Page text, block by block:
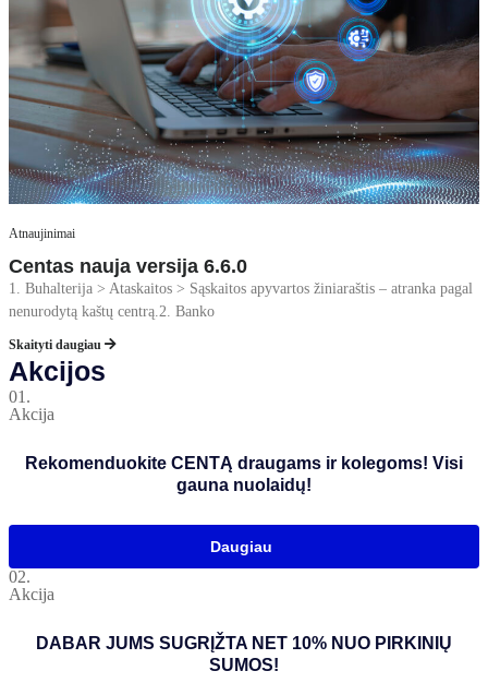
Atnaujinimai
Centas nauja versija 6.6.0
1. Buhalterija > Ataskaitos > Sąskaitos apyvartos žiniaraštis – atranka pagal
nenurodytą kaštų centrą.2. Banko
Skaityti daugiau
Akcijos
01.
Akcija
Rekomenduokite CENTĄ draugams ir kolegoms! Visi
gauna nuolaidų!
Daugiau
02.
Akcija
DABAR JUMS SUGRĮŽTA NET 10% NUO PIRKINIŲ
SUMOS!